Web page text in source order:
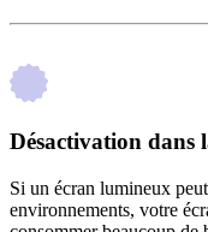
Désactivation dans
Si un écran lumineux
environnements, votre